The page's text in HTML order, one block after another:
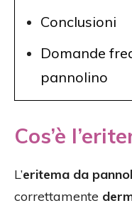
Conclusioni
Domande
pannolino
Cos’è
L’eritema da
correttamente